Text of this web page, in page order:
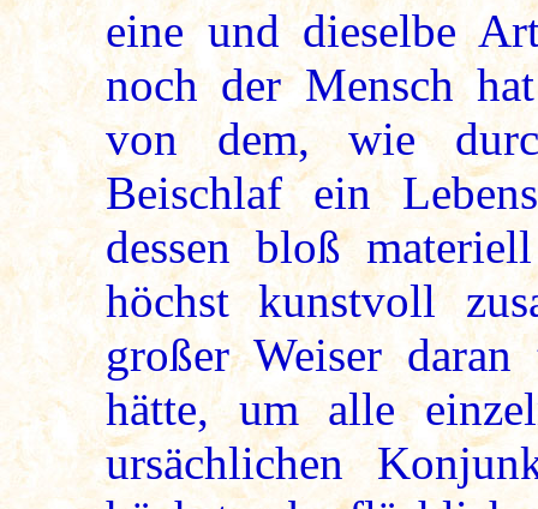
eine und dieselbe
noch der Mensch
von dem, wie
Beischlaf ein
dessen bloß
höchst kunstvoll
großer Weiser daran
hätte, um alle
ursächlichen